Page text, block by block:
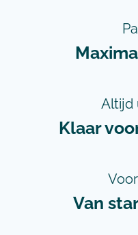
Altijd
Klaar
Van